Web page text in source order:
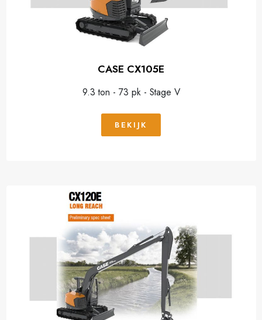
CASE CX105E
9.3 ton - 73 pk - Stage V
BEKIJK